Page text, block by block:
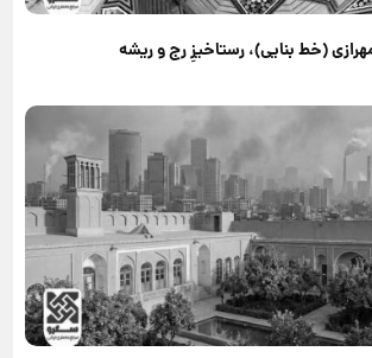
(خط بنایی)، رستاخیزِ رج و ریشه